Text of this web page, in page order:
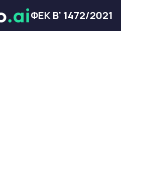
ΦΕΚ Β' 1472/2021